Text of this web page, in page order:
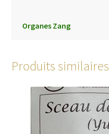
Organes Zang
Produits similaires